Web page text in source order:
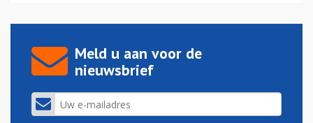
Meld u aan voor de
nieuwsbrief